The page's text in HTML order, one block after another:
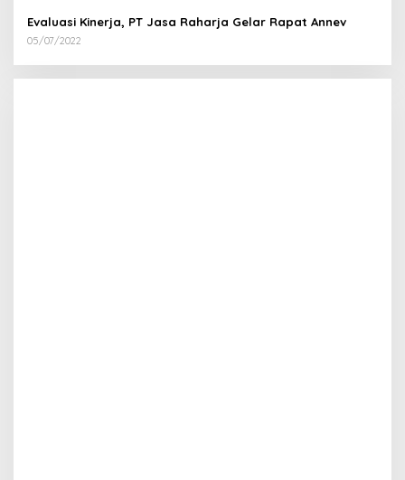
Evaluasi Kinerja, PT Jasa Raharja Gelar Rapat Annev
05/07/2022